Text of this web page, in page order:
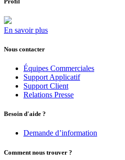
En savoir plus
Nous contacter
Équipes Commerciales
Support Applicatif
Support Client
Relations Presse
Besoin d'aide ?
Demande d’information
Comment nous trouver ?